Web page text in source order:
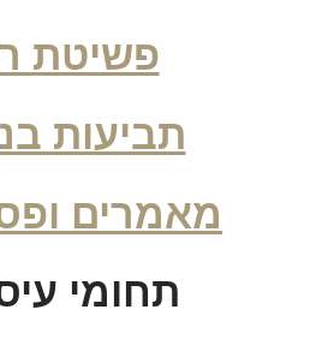
פשיטת
תביעות
מאמרים
תחומי